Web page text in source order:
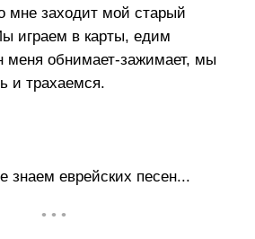
мне заходит мой старый
играем в карты, едим
меня обнимает-зажимает, мы
и трахаемся.
еврейских песен...
• • •